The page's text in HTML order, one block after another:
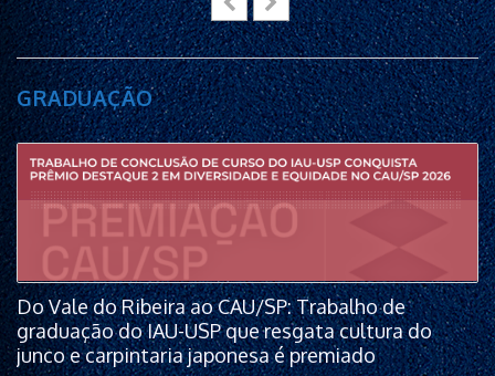
GRADUAÇÃO
Do Vale do Ribeira ao CAU/SP: Trabalho de
graduação do IAU-USP que resgata cultura do
junco e carpintaria japonesa é premiado